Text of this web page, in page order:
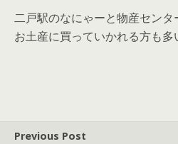
二戸駅のなにゃーと物産センタ
お土産に買っていかれる方も多
Previous Post